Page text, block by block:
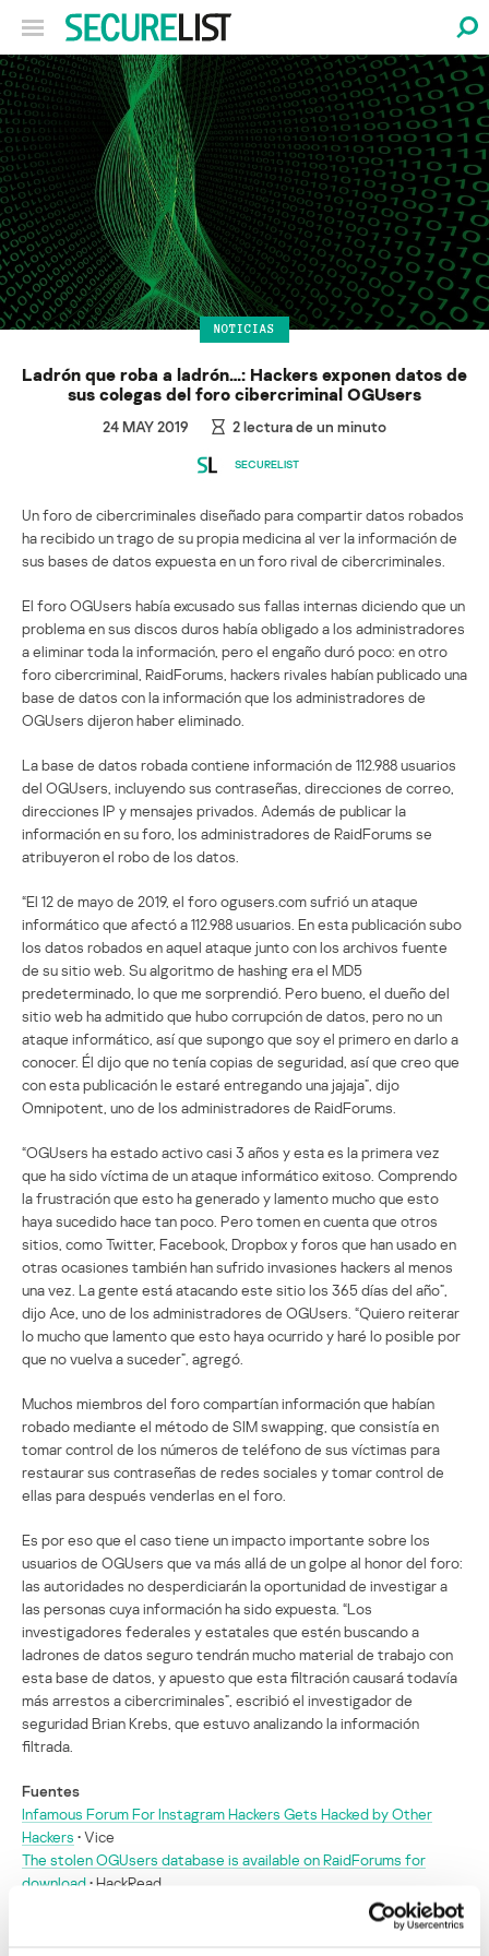
NOTICIAS
Ladrón que roba a ladrón…: Hackers exponen datos de
sus colegas del foro cibercriminal OGUsers
24 MAY 2019 2lectura de un minuto
SECURELIST
Un foro de cibercriminales diseñado para compartir datos robados
ha recibido un trago de su propia medicina al ver la información de
sus bases de datos expuesta en un foro rival de cibercriminales.
El foro OGUsers había excusado sus fallas internas diciendo que un
problema en sus discos duros había obligado a los administradores
a eliminar toda la información, pero el engaño duró poco: en otro
foro cibercriminal, RaidForums, hackers rivales habían publicado una
base de datos con la información que los administradores de
OGUsers dijeron haber eliminado.
La base de datos robada contiene información de 112.988 usuarios
del OGUsers, incluyendo sus contraseñas, direcciones de correo,
direcciones IP y mensajes privados. Además de publicar la
información en su foro, los administradores de RaidForums se
atribuyeron el robo de los datos.
“El 12 de mayo de 2019, el foro ogusers.com sufrió un ataque
informático que afectó a 112.988 usuarios. En esta publicación subo
los datos robados en aquel ataque junto con los archivos fuente
de su sitio web. Su algoritmo de hashing era el MD5
predeterminado, lo que me sorprendió. Pero bueno, el dueño del
sitio web ha admitido que hubo corrupción de datos, pero no un
ataque informático, así que supongo que soy el primero en darlo a
conocer. Él dijo que no tenía copias de seguridad, así que creo que
con esta publicación le estaré entregando una jajaja”, dijo
Omnipotent, uno de los administradores de RaidForums.
“OGUsers ha estado activo casi 3 años y esta es la primera vez
que ha sido víctima de un ataque informático exitoso. Comprendo
la frustración que esto ha generado y lamento mucho que esto
haya sucedido hace tan poco. Pero tomen en cuenta que otros
sitios, como Twitter, Facebook, Dropbox y foros que han usado en
otras ocasiones también han sufrido invasiones hackers al menos
una vez. La gente está atacando este sitio los 365 días del año”,
dijo Ace, uno de los administradores de OGUsers. “Quiero reiterar
lo mucho que lamento que esto haya ocurrido y haré lo posible por
que no vuelva a suceder”, agregó.
Muchos miembros del foro compartían información que habían
robado mediante el método de SIM swapping, que consistía en
tomar control de los números de teléfono de sus víctimas para
restaurar sus contraseñas de redes sociales y tomar control de
ellas para después venderlas en el foro.
Es por eso que el caso tiene un impacto importante sobre los
usuarios de OGUsers que va más allá de un golpe al honor del foro:
las autoridades no desperdiciarán la oportunidad de investigar a
las personas cuya información ha sido expuesta. “Los
investigadores federales y estatales que estén buscando a
ladrones de datos seguro tendrán mucho material de trabajo con
esta base de datos, y apuesto que esta filtración causará todavía
más arrestos a cibercriminales”, escribió el investigador de
seguridad Brian Krebs, que estuvo analizando la información
filtrada.
Fuentes
Infamous Forum For Instagram Hackers Gets Hacked by Other
Hackers • Vice
The stolen OGUsers database is available on RaidForums for
download• HackRead
Hackers turn tables on account hijackers by stealing forum data•